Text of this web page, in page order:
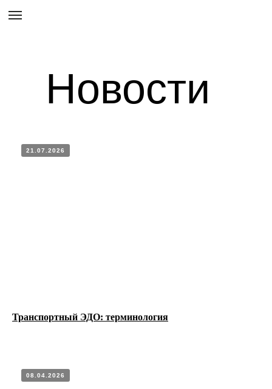
Новости
21.07.2026
Транспортный ЭДО: терминология
08.04.2026